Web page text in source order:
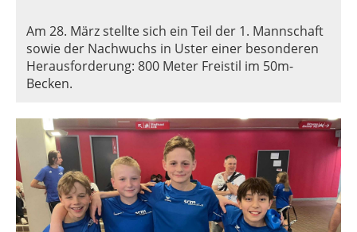
Am 28. März stellte sich ein Teil der 1. Mannschaft
sowie der Nachwuchs in Uster einer besonderen
Herausforderung: 800 Meter Freistil im 50m-
Becken.